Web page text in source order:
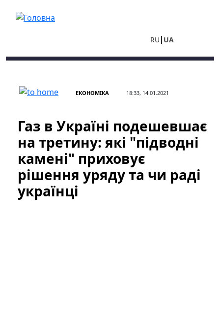
RU UA
ЕКОНОМІКА 18:33, 14.01.2021
Газ в Україні подешевшає
на третину: які "підводні
камені" приховує
рішення уряду та чи раді
українці